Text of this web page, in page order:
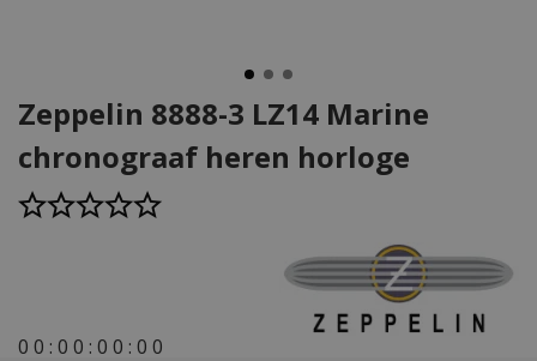
Zeppelin 8888-3 LZ14 Marine
chronograaf heren horloge
0 0 : 0 0 : 0 0 : 0 0